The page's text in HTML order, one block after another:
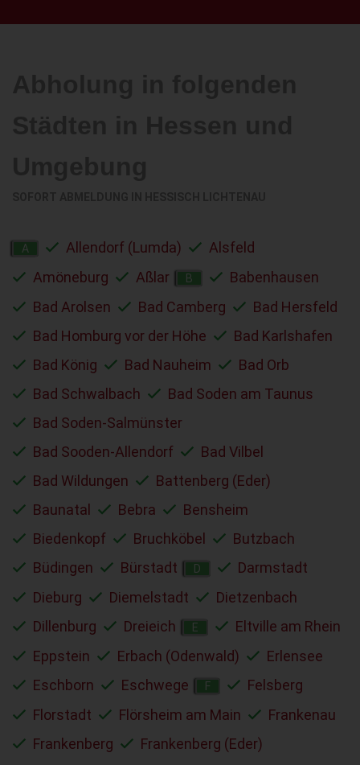
A Allendorf (Lumda)
Alsfeld
Amöneburg
Aßlar B
Babenhausen
Bad Arolsen
Bad Camberg
Bad Hersfeld
Bad Homburg vor der Höhe
Bad Karlshafen
Bad König
Bad Nauheim
Bad Orb
Bad Schwalbach
Bad Soden am Taunus
Bad Soden-Salmünster
Bad Sooden-Allendorf
Bad Vilbel
Bad Wildungen
Battenberg (Eder)
Baunatal
Bebra
Bensheim
Biedenkopf
Bruchköbel
Butzbach
Büdingen
Bürstadt D
Darmstadt
Dieburg
Diemelstadt
Dietzenbach
Dillenburg
Dreieich E
Eltville am Rhein
Eppstein
Erbach (Odenwald)
Erlensee
Eschborn
Eschwege F
Felsberg
Florstadt
Flörsheim am Main
Frankenau
Frankenberg
Frankenberg (Eder)